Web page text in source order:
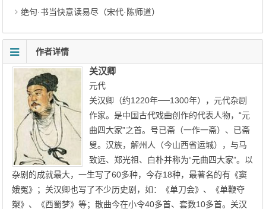
绝句·书当快意读易尽（宋代·陈师道）
作者详情
关汉卿
元代
关汉卿（约1220年──1300年），元代杂剧
作家。是中国古代戏曲创作的代表人物，“元
曲四大家”之首。号已斋（一作一斋）、已斋
叟。汉族，解州人（今山西省运城），与马
致远、郑光祖、白朴并称为“元曲四大家”。以
杂剧的成就最大，一生写了60多种，今存18种，最著名的有《窦
娥冤》；关汉卿也写了不少历史剧，如：《单刀会》、《单鞭夺
槊》、《西蜀梦》等；散曲今在小令40多首、套数10多首。关汉